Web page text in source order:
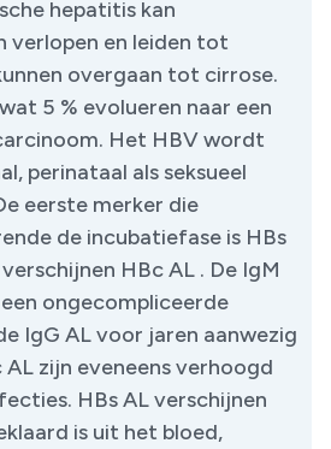
hepatitis kan
verlopen en leiden tot
overgaan tot cirrose.
5 % evolueren naar een
Het HBV wordt
perinataal als seksueel
eerste merker die
de incubatiefase is HBs
HBc AL . De IgM
ongecompliceerde
IgG AL voor jaren aanwezig
zijn eveneens verhoogd
HBs AL verschijnen
is uit het bloed,